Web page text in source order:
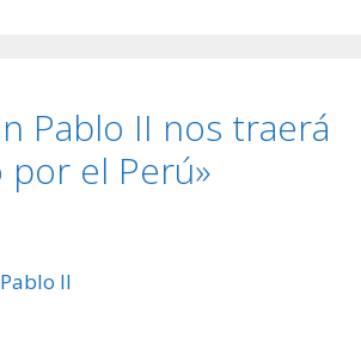
Pablo II nos traerá
el Perú»